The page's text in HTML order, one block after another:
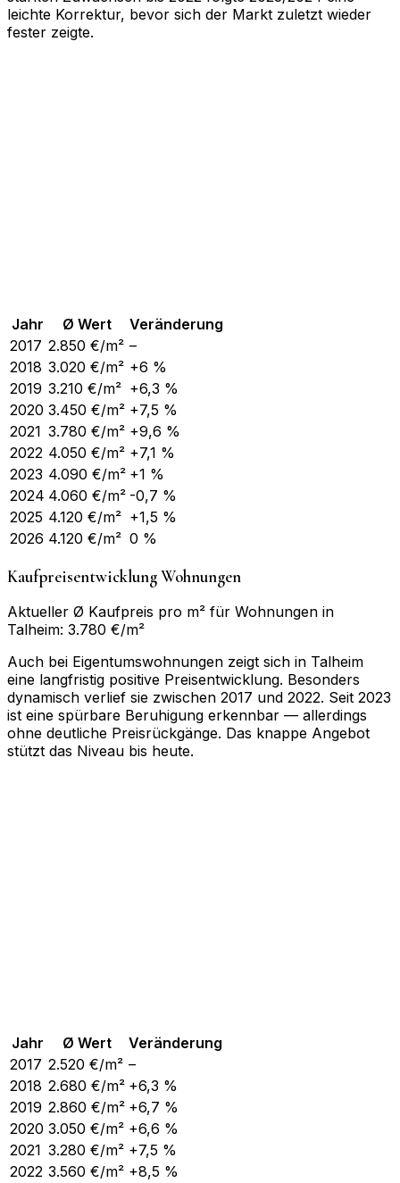
leichte Korrektur, bevor sich der Markt zuletzt wieder
fester zeigte.
Jahr Ø Wert
Veränderung
2017 2.850 €/m² –
2018 3.020 €/m² +6 %
2019 3.210 €/m² +6,3 %
2020 3.450 €/m² +7,5 %
2021 3.780 €/m² +9,6 %
2022 4.050 €/m² +7,1 %
2023 4.090 €/m² +1 %
2024 4.060 €/m² -0,7 %
2025 4.120 €/m² +1,5 %
2026 4.120 €/m² 0 %
Kaufpreisentwicklung Wohnungen
Aktueller Ø Kaufpreis pro m² für Wohnungen in
Talheim: 3.780 €/m²
Auch bei Eigentumswohnungen zeigt sich in Talheim
eine langfristig positive Preisentwicklung. Besonders
dynamisch verlief sie zwischen 2017 und 2022. Seit 2023
ist eine spürbare Beruhigung erkennbar — allerdings
ohne deutliche Preisrückgänge. Das knappe Angebot
stützt das Niveau bis heute.
Jahr Ø Wert
Veränderung
2017 2.520 €/m² –
2018 2.680 €/m² +6,3 %
2019 2.860 €/m² +6,7 %
2020 3.050 €/m² +6,6 %
2021 3.280 €/m² +7,5 %
2022 3.560 €/m² +8,5 %